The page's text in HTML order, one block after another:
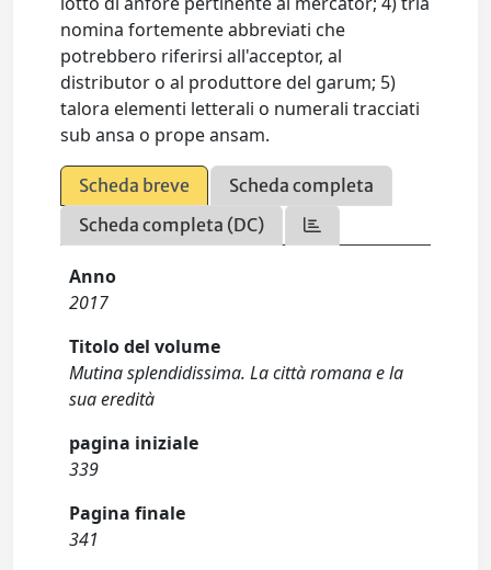
nomina fortemente abbreviati che
potrebbero riferirsi all'acceptor, al
distributor o al produttore del garum; 5)
talora elementi letterali o numerali tracciati
sub ansa o prope ansam.
Scheda breve
Scheda completa
Scheda completa (DC)
Anno
2017
Titolo del volume
Mutina splendidissima. La città romana e la
sua eredità
pagina iniziale
339
Pagina finale
341